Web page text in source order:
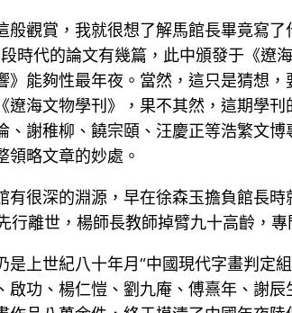
般觀賞，我就很想了解馬館長畢竟寫
段時代的論文有幾篇，此中頒發于《
》能夠性最年夜。當然，這只是猜想
遼海文物學刊》，果不其然，這期學
、謝稚柳、饒宗頤、汪慶正等浩繁文
領略文章的妙處。
有很深的淵源，早在徐森玉擔負館長
離世，楊師長教師掉臂九十高齡，
是上世紀八十年月“中國現代字畫判定
啟功、楊仁愷、劉九庵、傅熹年、謝